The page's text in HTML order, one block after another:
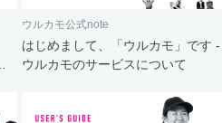
ウルカモ公式note
はじめまして、「ウルカモ」です -
ウルカモのサービスについて